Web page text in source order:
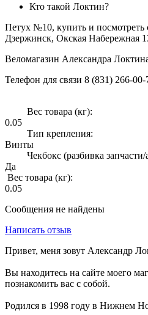
Кто такой Локтин?
Петух №10, купить и посмотреть
Дзержинск, Окская Набережная
Веломагазин Александра
Телефон для связи 8 (831) 266-00-
Вес товара (кг):
0.05
Тип крепления:
Винты
Чекбокс (разбивка запчасти/
Да
Вес товара (кг):
0.05
Сообщения не найдены
Написать отзыв
Привет, меня зовут Александр
Вы находитесь на сайте моего
познакомить вас с собой.
Родился в 1998 году в Нижнем